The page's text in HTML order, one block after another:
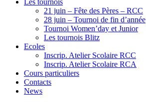
Les tournois
21 juin – Fête des Pères – RCC
28 juin – Tournoi de fin d’année
Tournoi Women’day et Junior
Les tournois Blitz
Ecoles
Inscrip. Atelier Scolaire RCC
Inscrip. Atelier Scolaire RCA
Cours particuliers
Contacts
News